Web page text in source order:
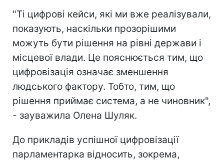
"Ті цифрові кейси, які ми вже реалізували,
показують, наскільки прозорішими
можуть бути рішення на рівні держави і
місцевої влади. Це пояснюється тим, що
цифровізація означає зменшення
людського фактору. Тобто, тим, що
рішення приймає система, а не чиновник",
- зауважила Олена Шуляк.
До прикладів успішної цифровізації
парламентарка відносить, зокрема,